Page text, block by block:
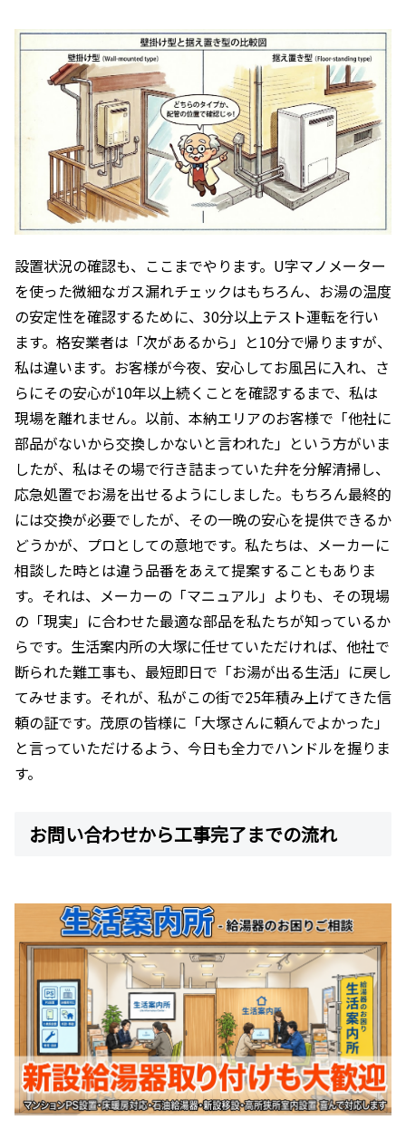
設置状況の確認も、ここまでやります。U字マノメーター
を使った微細なガス漏れチェックはもちろん、お湯の温度
の安定性を確認するために、30分以上テスト運転を行い
ます。格安業者は「次があるから」と10分で帰りますが、
私は違います。お客様が今夜、安心してお風呂に入れ、さ
らにその安心が10年以上続くことを確認するまで、私は
現場を離れません。以前、本納エリアのお客様で「他社に
部品がないから交換しかないと言われた」という方がいま
したが、私はその場で行き詰まっていた弁を分解清掃し、
応急処置でお湯を出せるようにしました。もちろん最終的
には交換が必要でしたが、その一晩の安心を提供できるか
どうかが、プロとしての意地です。私たちは、メーカーに
相談した時とは違う品番をあえて提案することもありま
す。それは、メーカーの「マニュアル」よりも、その現場
の「現実」に合わせた最適な部品を私たちが知っているか
らです。生活案内所の大塚に任せていただければ、他社で
断られた難工事も、最短即日で「お湯が出る生活」に戻し
てみせます。それが、私がこの街で25年積み上げてきた信
頼の証です。茂原の皆様に「大塚さんに頼んでよかった」
と言っていただけるよう、今日も全力でハンドルを握りま
す。
お問い合わせから工事完了までの流れ